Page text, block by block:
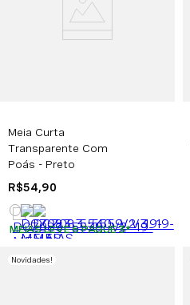
Meia Curta
Transparente Com
Poás - Preto
R$54,90
MEIAS LEVE 6 PAGUE 3*
Novidades!